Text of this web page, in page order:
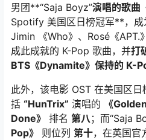
男团**“Saja Boyz”演唱的歌曲
Spotify 美国区日榜冠军**，成
Jimin 《Who》、Rosé《APT.
成此成就的 K-Pop 歌曲，并打
BTS《Dynamite》保持的 K-
此外，该电影 OST 在美国区
括 “HunTrix” 演唱的 《Golden
Done》
排名 第八 ；而“Saja
Pop》
则位列 第十，在英国官